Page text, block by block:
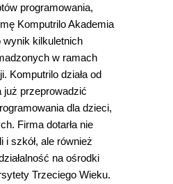
programowania,
Komputrilo Akademia
wynik kilkuletnich
w ramach
Komputrilo działa od
już przeprowadzić
dla dzieci,
Firma dotarła nie
szkół, ale również
na ośrodki
Trzeciego Wieku.